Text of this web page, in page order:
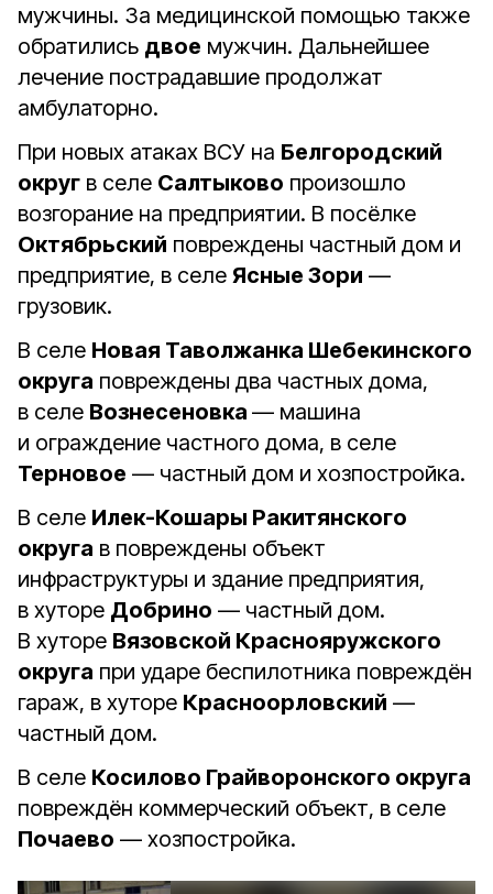
мужчины. За медицинской помощью также
обратились двое мужчин. Дальнейшее
лечение пострадавшие продолжат
амбулаторно.
При новых атаках ВСУ на Белгородский
округ в селе Салтыково произошло
возгорание на предприятии. В посёлке
Октябрьский повреждены частный дом и
предприятие, в селе Ясные Зори —
грузовик.
В селе Новая Таволжанка Шебекинского
округа повреждены два частных дома,
в селе Вознесеновка — машина
и ограждение частного дома, в селе
Терновое — частный дом и хозпостройка.
В селе Илек-Кошары Ракитянского
округа в повреждены объект
инфраструктуры и здание предприятия,
в хуторе Добрино — частный дом.
В хуторе Вязовской Краснояружского
округа при ударе беспилотника повреждён
гараж, в хуторе Красноорловский —
частный дом.
В селе Косилово Грайворонского округа
повреждён коммерческий объект, в селе
Почаево — хозпостройка.